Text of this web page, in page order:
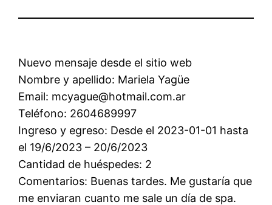
Nuevo mensaje desde el sitio web
Nombre y apellido: Mariela Yagüe
Email: mcyague@hotmail.com.ar
Teléfono: 2604689997
Ingreso y egreso: Desde el 2023-01-01 hasta
el 19/6/2023 – 20/6/2023
Cantidad de huéspedes: 2
Comentarios: Buenas tardes. Me gustaría que
me enviaran cuanto me sale un día de spa.